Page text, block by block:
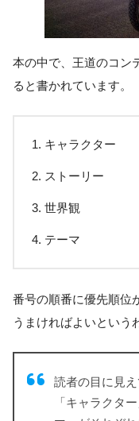
本の中で、王道のコン
ると書かれています。
キャラクター
ストーリー
世界観
テーマ
番号の順番に優先順位
うまければよいという
読者の目に見
「キャラクタ